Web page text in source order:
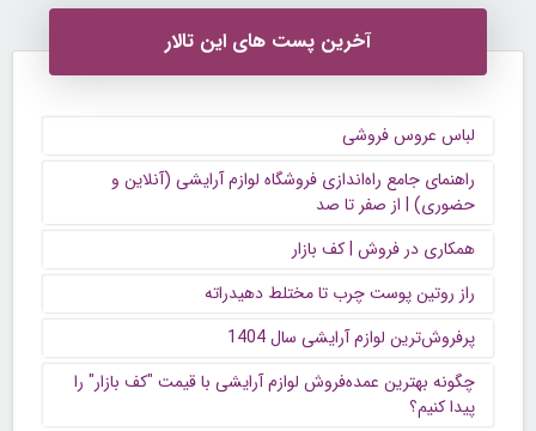
آخرین پست های این تالار
لباس عروس فروشی
راهنمای جامع راه‌اندازی فروشگاه لوازم آرایشی (آنلاین و
حضوری) | از صفر تا صد
همکاری در فروش | کف بازار
راز روتین پوست چرب تا مختلط دهیدراته
پرفروش‌ترین لوازم آرایشی سال 1404
چگونه بهترین عمده‌فروش لوازم آرایشی با قیمت "کف بازار" را
پیدا کنیم؟